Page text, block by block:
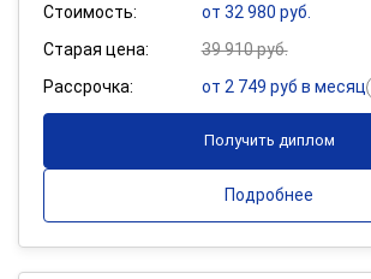
Стоимость:
от 32 980 руб.
Старая цена:
39 910 руб.
Рассрочка:
от 2 749 руб в месяц
Получить диплом
Подробнее